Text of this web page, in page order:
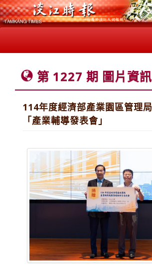
第 1227 期 圖片資訊
114年度經濟部產業園區管理
「產業輔導發表會」